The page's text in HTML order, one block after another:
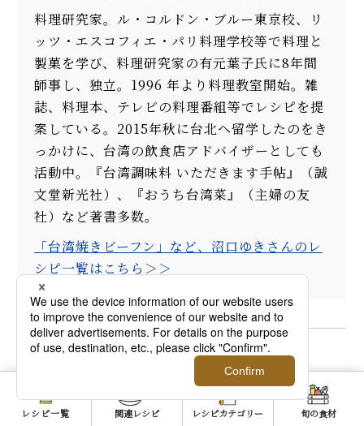
料理研究家。ル・コルドン・ブルー東京校、リ
ッツ・エスコフィエ・パリ料理学校等で料理と
製菓を学び、料理研究家の有元葉子氏に8年間
師事し、独立。1996 年より料理教室開始。雑
誌、料理本、テレビの料理番組等でレシピを提
案している。2015年秋に台北へ留学したのをき
っかけに、台湾の飲食店アドバイザーとしても
活動中。『台湾調味料 いただきます手帖』（誠
文堂新光社）、『おうち台湾菜』（主婦の友
社）など著書多数。
「台湾焼きビーフン」など、沼口ゆきさんのレ
シピ一覧はこちら＞＞
写真：菅井淳子
レシピ一覧 関連レシピ レシピカテゴリー 旬の食材